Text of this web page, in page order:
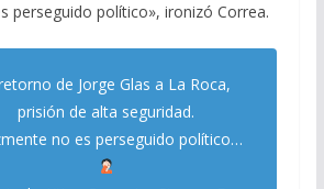
perseguido político», ironizó Correa.
de Jorge Glas a La Roca,
prisión de alta seguridad.
no es perseguido político…